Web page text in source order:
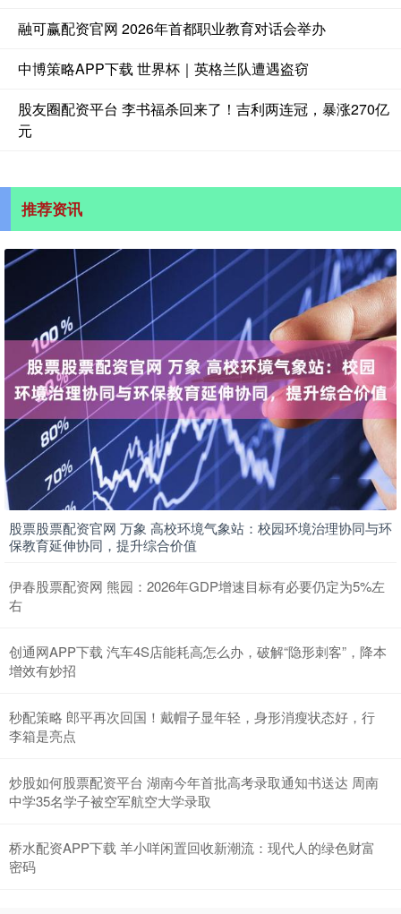
融可赢配资官网 2026年首都职业教育对话会举办
中博策略APP下载 世界杯｜英格兰队遭遇盗窃
股友圈配资平台 李书福杀回来了！吉利两连冠，暴涨270亿
元
推荐资讯
股票股票配资官网 万象 高校环境气象站：校园环境治理协同与环
保教育延伸协同，提升综合价值
伊春股票配资网 熊园：2026年GDP增速目标有必要仍定为5%左
右
创通网APP下载 汽车4S店能耗高怎么办，破解“隐形刺客”，降本
增效有妙招
秒配策略 郎平再次回国！戴帽子显年轻，身形消瘦状态好，行
李箱是亮点
炒股如何股票配资平台 湖南今年首批高考录取通知书送达 周南
中学35名学子被空军航空大学录取
桥水配资APP下载 羊小咩闲置回收新潮流：现代人的绿色财富
密码